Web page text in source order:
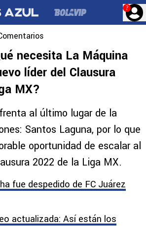
?
necesita La Máquina
líder del Clausura
MX?
al último lugar de la
Santos Laguna, por lo que
oportunidad de escalar al
2022 de la Liga MX.
fue despedido de FC Juárez
actualizada: Así están los